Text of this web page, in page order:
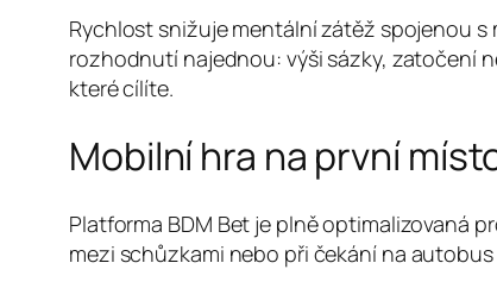
Rychlost snižuje mentální zátěž spojenou
rozhodnutí najednou: výši sázky, zatočení
které cílíte.
Mobilní hra na první
Platforma BDM Bet je plně optimalizovaná
mezi schůzkami nebo při čekání na